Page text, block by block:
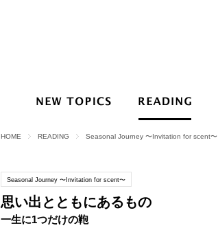
HOME READING Seasonal Journey 〜Invitation for scent〜
Seasonal Journey 〜Invitation for scent〜
思い出とともにあるもの
一生に1つだけの鞄